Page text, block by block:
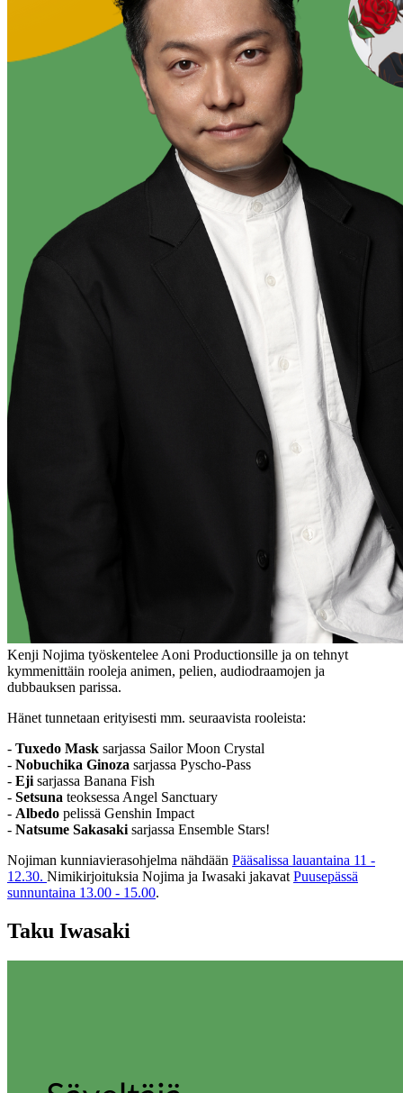
Kenji Nojima työskentelee Aoni Productionsille ja on tehnyt
kymmenittäin rooleja animen, pelien, audiodraamojen ja
dubbauksen parissa.
Hänet tunnetaan erityisesti mm. seuraavista rooleista:
- Tuxedo Mask sarjassa Sailor Moon Crystal
- Nobuchika Ginoza sarjassa Pyscho-Pass
- Eji sarjassa Banana Fish
- Setsuna teoksessa Angel Sanctuary
- Albedo pelissä Genshin Impact
- Natsume Sakasaki sarjassa Ensemble Stars!
Nojiman kunniavierasohjelma nähdään Pääsalissa lauantaina 11 -
12.30. Nimikirjoituksia Nojima ja Iwasaki jakavat Puusepässä
sunnuntaina 13.00 - 15.00.
Taku Iwasaki